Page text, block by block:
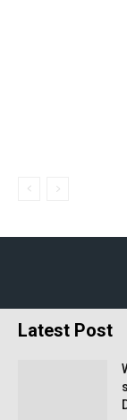
Latest Post